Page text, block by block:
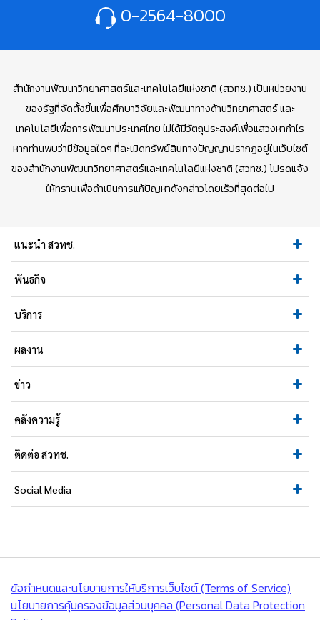
0-2564-8000
สำนักงานพัฒนาวิทยาศาสตร์และเทคโนโลยีแห่งชาติ (สวทช.) เป็นหน่วยงาน
ของรัฐที่จัดตั้งขึ้นเพื่อศึกษาวิจัยและพัฒนาทางด้านวิทยาศาสตร์ และ
เทคโนโลยีเพื่อการพัฒนาประเทศไทย ไม่ได้มีวัตถุประสงค์เพื่อแสวงหากำไร
หากท่านพบว่ามีข้อมูลใดๆ ที่ละเมิดทรัพย์สินทางปัญญาปรากฏอยู่ในเว็บไซต์
ของสำนักงานพัฒนาวิทยาศาสตร์และเทคโนโลยีแห่งชาติ (สวทช.) โปรดแจ้ง
ให้ทราบเพื่อดำเนินการแก้ปัญหาดังกล่าวโดยเร็วที่สุดต่อไป
แนะนำ สวทช.
พันธกิจ
บริการ
ผลงาน
ข่าว
คลังความรู้
ติดต่อ สวทช.
Social Media
ข้อกำหนดและนโยบายการให้บริการเว็บไซต์ (Terms of Service)
นโยบายการคุ้มครองข้อมูลส่วนบุคคล (Personal Data Protection